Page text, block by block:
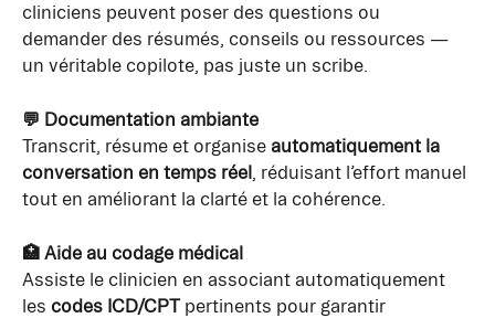
cliniciens peuvent poser des questions ou
demander des résumés, conseils ou ressources —
un véritable copilote, pas juste un scribe.
💬 Documentation ambiante
Transcrit, résume et organise automatiquement la
conversation en temps réel , réduisant l’effort manuel
tout en améliorant la clarté et la cohérence.
🏥 Aide au codage médical
Assiste le clinicien en associant automatiquement
les codes ICD/CPT pertinents pour garantir